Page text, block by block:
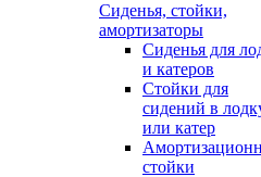
Сиденья, стойки,
амортизаторы
Сиденья для
и катеров
Стойки для
сидений в
или катер
стойки